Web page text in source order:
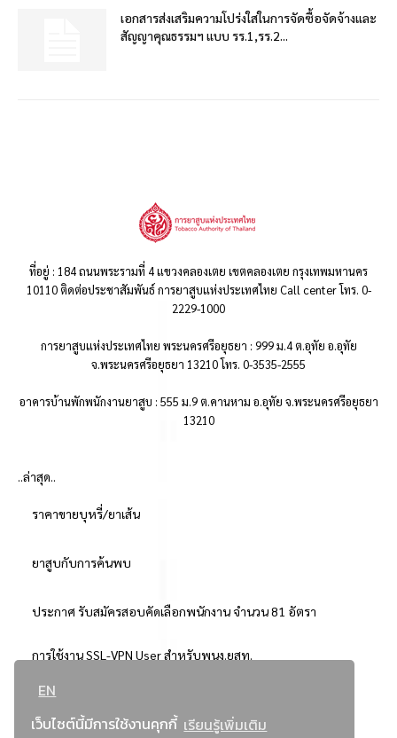
EN
เว็บไซต์นี้มีการใช้งานคุกกี้ เรียนรู้เพิ่มเติม
เอกสารส่งเสริมความโปร่งใสในการจัดซื้อจัดจ้างและ
สัญญาคุณธรรมฯ แบบ รร.1,รร.2...
ที่อยู่ : 184 ถนนพระรามที่ 4 แขวงคลองเตย เขตคลองเตย กรุงเทพมหานคร
10110 ติดต่อประชาสัมพันธ์ การยาสูบแห่งประเทศไทย Call center โทร. 0-
2229-1000
การยาสูบแห่งประเทศไทย พระนครศรีอยุธยา : 999 ม.4 ต.อุทัย อ.อุทัย
จ.พระนครศรีอยุธยา 13210 โทร. 0-3535-2555
อาคารบ้านพักพนักงานยาสูบ : 555 ม.9 ต.คานหาม อ.อุทัย จ.พระนครศรีอยุธยา
13210
..ล่าสุด..
ราคาขายบุหรี่/ยาเส้น
ยาสูบกับการค้นพบ
ประกาศ รับสมัครสอบคัดเลือกพนักงาน จำนวน 81 อัตรา
การใช้งาน SSL-VPN User สำหรับพนง.ยสท.
..ยอดนิยม..